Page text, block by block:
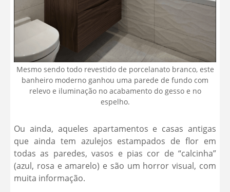
Mesmo sendo todo revestido de porcelanato branco, este
banheiro moderno ganhou uma parede de fundo com
relevo e iluminação no acabamento do gesso e no
espelho.
Ou ainda, aqueles apartamentos e casas antigas
que ainda tem azulejos estampados de flor em
todas as paredes, vasos e pias cor de “calcinha”
(azul, rosa e amarelo) e são um horror visual, com
muita informação.